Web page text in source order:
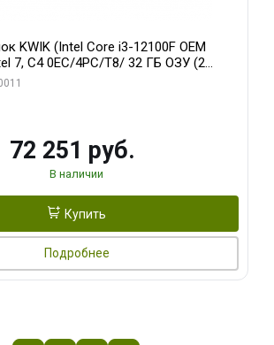
KWIK (Intel Core i3-12100F OEM
7, C4 0EC/4PC/T8/ 32 ГБ ОЗУ (2
VENTUS 2X E OC 6GB GDDR6
72 251 руб.
В наличии
Купить
Подробнее